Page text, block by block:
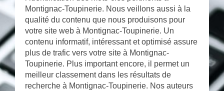
Montignac-Toupinerie. Nous veillons aussi à la
qualité du contenu que nous produisons pour
votre site web à Montignac-Toupinerie. Un
contenu informatif, intéressant et optimisé assure
plus de trafic vers votre site à Montignac-
Toupinerie. Plus important encore, il permet un
meilleur classement dans les résultats de
recherche à Montignac-Toupinerie. Nos auteurs